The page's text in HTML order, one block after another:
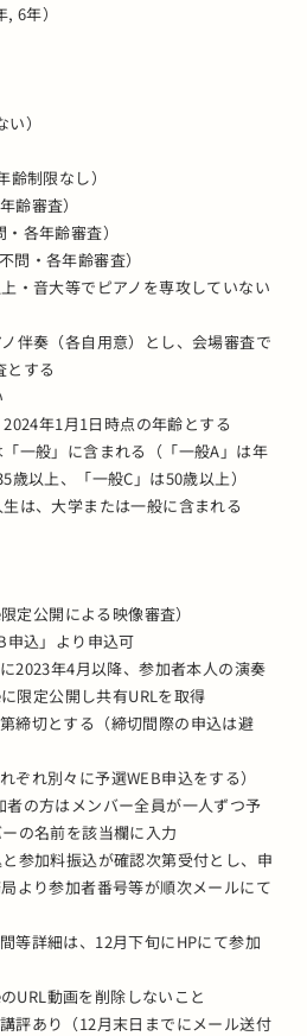
6年）
）
制限なし）
齢審査）
各年齢審査）
・各年齢審査）
・音大等でピアノを専攻していない
伴奏（各自用意）とし、会場審査で
とする
年1月1日時点の年齢とする
一般」に含まれる（「一般A」は年
以上、「一般C」は50歳以上）
は、大学または一般に含まれる
公開による映像審査）
込」より申込可
2023年4月以降、参加者本人の演奏
限定公開し共有URLを取得
締切とする（締切間際の申込は避
れ別々に予選WEB申込をする）
の方はメンバー全員が一人ずつ予
の名前を該当欄に入力
参加料振込が確認次第受付とし、申
より参加者番号等が順次メールにて
等詳細は、12月下旬にHPにて参加
URL動画を削除しないこと
評あり（12月末日までにメール送付